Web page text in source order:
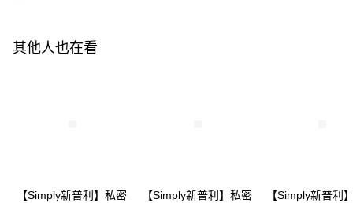
其他人也在看
【Simply新普利】私密
【Simply新普利】私密
【Simply新普利